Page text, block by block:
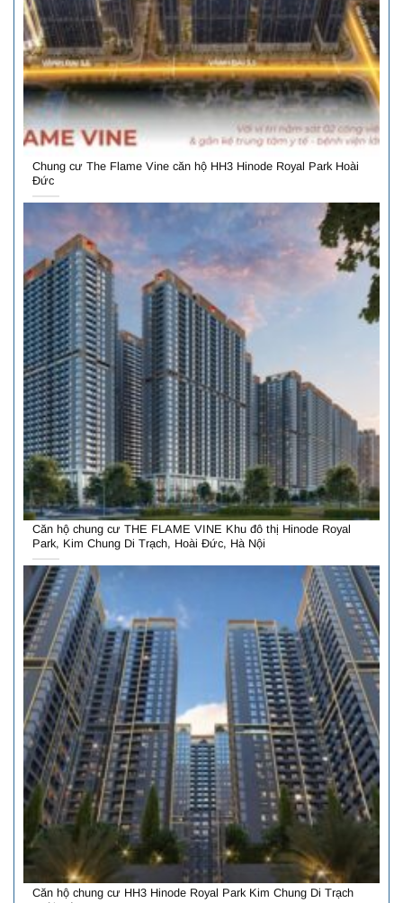
Chung cư The Flame Vine căn hộ HH3 Hinode Royal Park Hoài
Đức
Căn hộ chung cư THE FLAME VINE Khu đô thị Hinode Royal
Park, Kim Chung Di Trạch, Hoài Đức, Hà Nội
Căn hộ chung cư HH3 Hinode Royal Park Kim Chung Di Trạch